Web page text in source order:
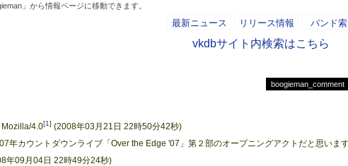
」から情報ページに移動できます。
最新ニュース リリース情報 バンド索
vkdbサイト内検索はこちら
boogieman_comment
Mozilla/4.0[1] (2008年03月21日 22時50分42秒)
年カウントダウンライブ「Over the Edge '07」第２部のオープニングアクトだと思います
年09月04日 22時49分24秒)